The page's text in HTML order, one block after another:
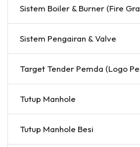
Sistem Boiler & Burner (Fire
Sistem Pengairan & Valve
Target Tender Pemda (Logo
Tutup Manhole
Tutup Manhole Besi